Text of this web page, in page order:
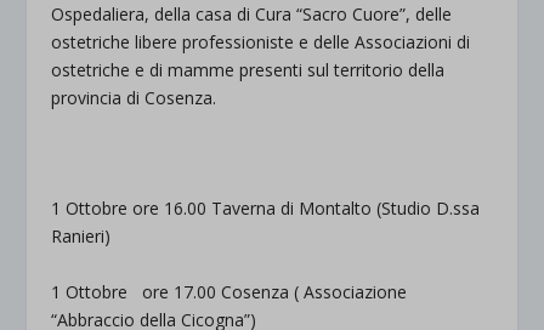
Ospedaliera, della casa di Cura “Sacro Cuore”, delle
ostetriche libere professioniste e delle Associazioni di
ostetriche e di mamme presenti sul territorio della
provincia di Cosenza.
1 Ottobre ore 16.00 Taverna di Montalto (Studio D.ssa
Ranieri)
1 Ottobre ore 17.00 Cosenza ( Associazione
“Abbraccio della Cicogna”)